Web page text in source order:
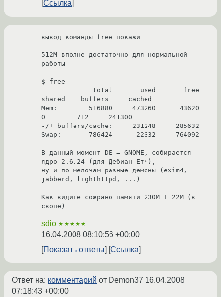
Ссылка
вывод команды free покажи
512М вполне достаточно для нормальной
работы
$ free
shared    buffers     cached
Mem:        516880     473260      43620
0        712     241300
-/+ buffers/cache:     231248     285632
Swap:       786424      22332     764092
В данный момент DE = GNOME, собирается
ядро 2.6.24 (для Дебиан Етч),
ну и по мелочам разные демоны (exim4,
jabberd, lighthttpd, ...)
Как видите сожрано памяти 230М + 22М (в
свопе)
sdio ★★★★★
16.04.2008 08:10:56 +00:00
Показать ответы
Ссылка
Ответ на: комментарий от Demon37 16.04.2008
07:18:43 +00:00